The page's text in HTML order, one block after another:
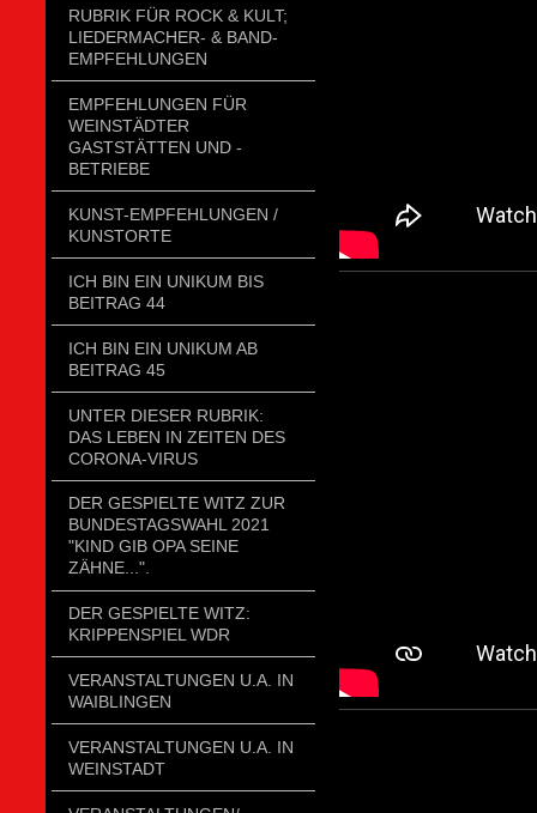
RUBRIK FÜR ROCK & KULT;
LIEDERMACHER- & BAND-
EMPFEHLUNGEN
EMPFEHLUNGEN FÜR
WEINSTÄDTER
GASTSTÄTTEN UND -
BETRIEBE
KUNST-EMPFEHLUNGEN /
KUNSTORTE
ICH BIN EIN UNIKUM BIS
BEITRAG 44
ICH BIN EIN UNIKUM AB
BEITRAG 45
UNTER DIESER RUBRIK:
DAS LEBEN IN ZEITEN DES
CORONA-VIRUS
DER GESPIELTE WITZ ZUR
BUNDESTAGSWAHL 2021
"KIND GIB OPA SEINE
ZÄHNE...".
DER GESPIELTE WITZ:
KRIPPENSPIEL WDR
VERANSTALTUNGEN U.A. IN
WAIBLINGEN
VERANSTALTUNGEN U.A. IN
WEINSTADT